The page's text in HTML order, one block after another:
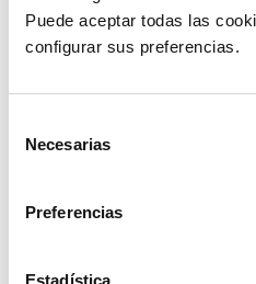
Puede aceptar todas las
configurar sus preferencias.
Necesarias
Preferencias
Estadística
V súlade s predpismi